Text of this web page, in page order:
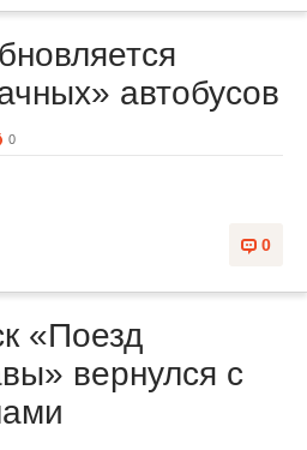
автобусов
0
0
«Поезд
вернулся с